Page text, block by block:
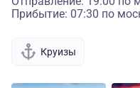
Прибытие: 07:30 по
Круизы